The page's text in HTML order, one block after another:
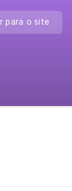
Ir para o site